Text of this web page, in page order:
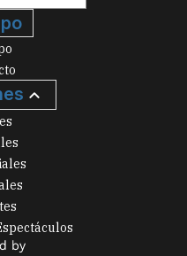
derechos reservados:
es una publicación diaria
WAM Entertainment